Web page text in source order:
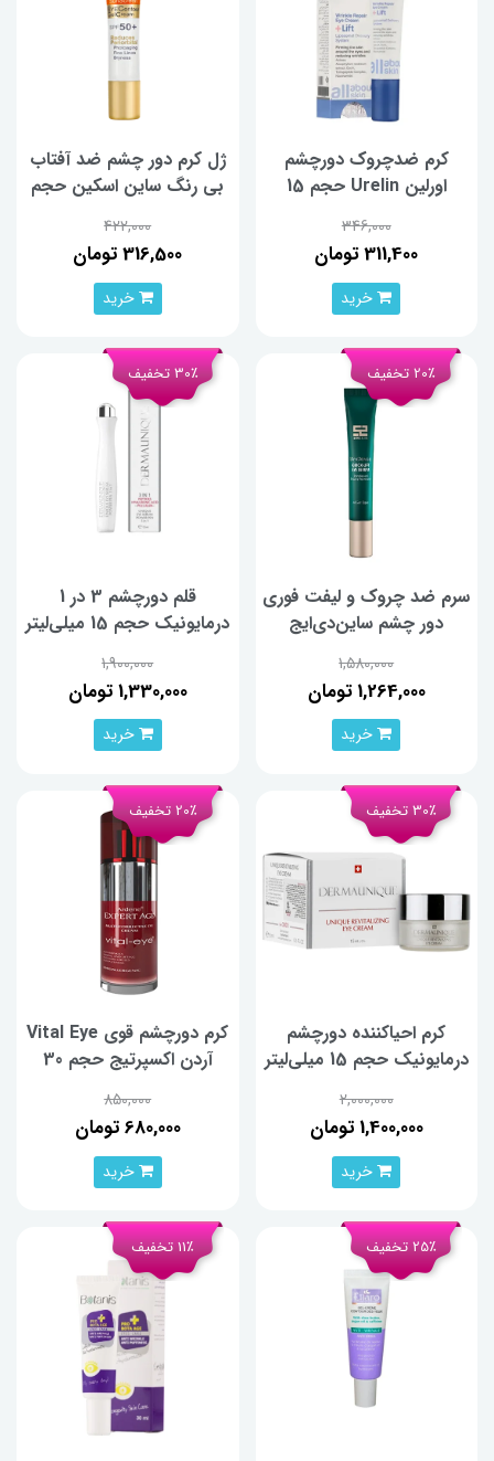
کرم ضدچروک دورچشم
اورلین Urelin حجم 15
میلی‌لیتر
346,000
311,400 تومان
خرید
ژل کرم دور چشم ضد آفتاب
بی رنگ ساین اسکین حجم
422,000
316,500 تومان
خرید
سرم ضد چروک و لیفت فوری
دور چشم ساین‌دی‌ایج
1,580,000
1,264,000 تومان
20٪ تخفیف
خرید
قلم دورچشم 3 در 1
درمایونیک حجم 15 میلی‌لیتر
1,900,000
1,330,000 تومان
30٪ تخفیف
خرید
کرم احیاکننده دورچشم
درمایونیک حجم 15 میلی‌لیتر
2,000,000
1,400,000 تومان
30٪ تخفیف
خرید
کرم دورچشم قوی Vital Eye
آردن اکسپرتیج حجم 30
میلی‌لیتر
850,000
680,000 تومان
20٪ تخفیف
خرید
25٪ تخفیف 11٪ تخفیف